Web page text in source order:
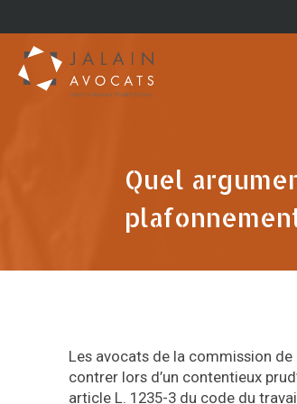
Quel
Les avocats de la commission
contrer lors d’un contentieux
article L. 1235-3 du code du